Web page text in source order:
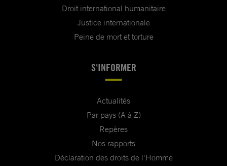
Droit international humanitaire
Justice internationale
Peine de mort et torture
S'INFORMER
Actualités
Par pays (A à Z)
Repères
Nos rapports
Déclaration des droits de l'Homme